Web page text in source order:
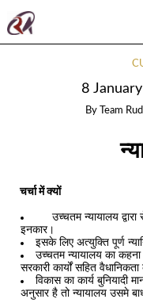
8
By Team
चर्चा में क्यों
उच्चतम न्यायालय
इनकार।
इसके लिए अत्युक्ति पूर्ण
उच्चतम न्यायालय का कहना
सरकारी कार्यों सहित
विकास का कार्य बुनियादी
अनुसार है तो न्यायालय उसमे